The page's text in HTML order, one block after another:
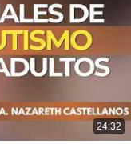
24:32